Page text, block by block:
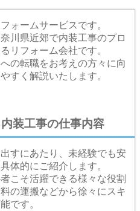
ォームサービスです。
川県近郊で内装工事のプロ
リフォーム会社です。
の転職をお考えの方々に向
すく解説いたします。
装工事の仕事内容
すにあたり、未経験でも安
体的にご紹介します。
こそ活躍できる様々な役割
の運搬などから徐々にスキ
です。